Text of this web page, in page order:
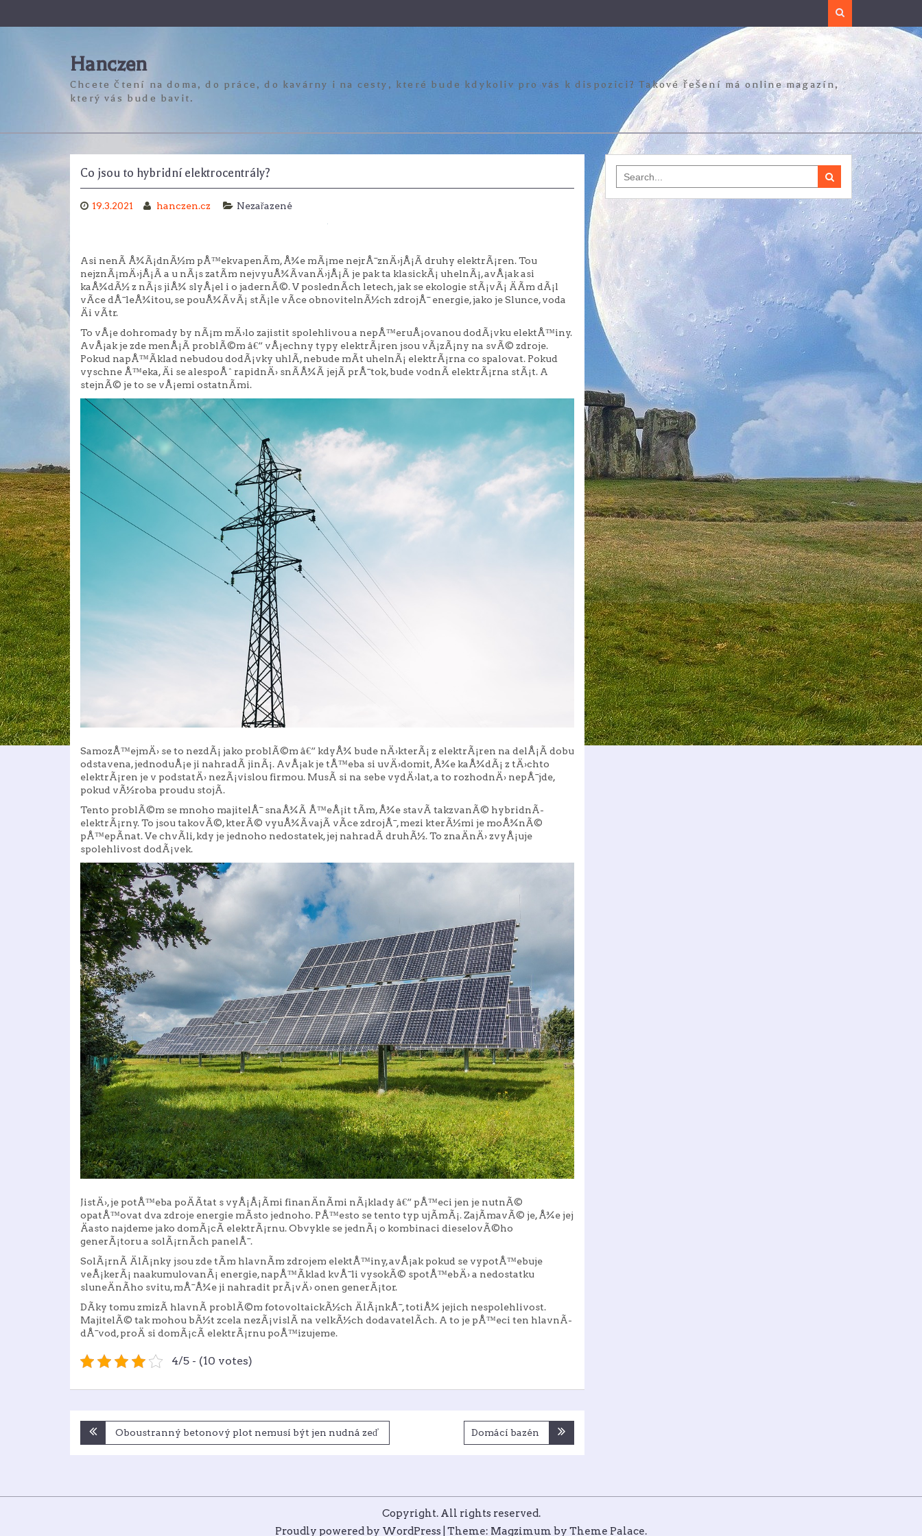
Hanczen
Chcete čtení na doma, do práce, do kavárny i na cesty, které bude kdykoliv pro vás k dispozici? Takové řešení má online magazín,
který vás bude bavit.
Co jsou to hybridní elektrocentrály?
19.3.2021 hanczen.cz Nezařazené
Asi nenÃ­ Å¾Ã¡dnÃ½m pÅ™ekvapenÃ­m, Å¾e mÃ¡me nejrÅ¯znÄ›jÅ¡Ã­ druhy elektrÃ¡ren. Tou
nejznÃ¡mÄ›jÅ¡Ã­ a u nÃ¡s zatÃ­m nejvyuÅ¾Ã­vanÄ›jÅ¡Ã­ je pak ta klasickÃ¡ uhelnÃ¡, avÅ¡ak asi
kaÅ¾dÃ½ z nÃ¡s jiÅ¾ slyÅ¡el i o jadernÃ©. V poslednÃ­ch letech, jak se ekologie stÃ¡vÃ¡ ÄÃ­m dÃ¡l
vÃ­ce dÅ¯leÅ¾itou, se pouÅ¾Ã­vÃ¡ stÃ¡le vÃ­ce obnovitelnÃ½ch zdrojÅ¯ energie, jako je Slunce, voda
Äi vÃ­tr.
To vÅ¡e dohromady by nÃ¡m mÄ›lo zajistit spolehlivou a nepÅ™eruÅ¡ovanou dodÃ¡vku elektÅ™iny.
AvÅ¡ak je zde menÅ¡Ã­ problÃ©m â€“ vÅ¡echny typy elektrÃ¡ren jsou vÃ¡zÃ¡ny na svÃ© zdroje.
Pokud napÅ™Ã­klad nebudou dodÃ¡vky uhlÃ­, nebude mÃ­t uhelnÃ¡ elektrÃ¡rna co spalovat. Pokud
vyschne Å™eka, Äi se alespoÅˆ rapidnÄ› snÃ­Å¾Ã­ jejÃ­ prÅ¯tok, bude vodnÃ­ elektrÃ¡rna stÃ¡t. A
stejnÃ© je to se vÅ¡emi ostatnÃ­mi.
SamozÅ™ejmÄ› se to nezdÃ¡ jako problÃ©m â€“ kdyÅ¾ bude nÄ›kterÃ¡ z elektrÃ¡ren na delÅ¡Ã­ dobu
odstavena, jednoduÅ¡e ji nahradÃ­ jinÃ¡. AvÅ¡ak je tÅ™eba si uvÄ›domit, Å¾e kaÅ¾dÃ¡ z tÄ›chto
elektrÃ¡ren je v podstatÄ› nezÃ¡vislou firmou. MusÃ­ si na sebe vydÄ›lat, a to rozhodnÄ› nepÅ¯jde,
pokud vÃ½roba proudu stojÃ­.
Tento problÃ©m se mnoho majitelÅ¯ snaÅ¾Ã­ Å™eÅ¡it tÃ­m, Å¾e stavÃ­ takzvanÃ© hybridnÃ­
elektrÃ¡rny. To jsou takovÃ©, kterÃ© vyuÅ¾Ã­vajÃ­ vÃ­ce zdrojÅ¯, mezi kterÃ½mi je moÅ¾nÃ©
pÅ™epÃ­nat. Ve chvÃ­li, kdy je jednoho nedostatek, jej nahradÃ­ druhÃ½. To znaÄnÄ› zvyÅ¡uje
spolehlivost dodÃ¡vek.
JistÄ›, je potÅ™eba poÄÃ­tat s vyÅ¡Å¡Ã­mi finanÄnÃ­mi nÃ¡klady â€“ pÅ™eci jen je nutnÃ©
opatÅ™ovat dva zdroje energie mÃ­sto jednoho. PÅ™esto se tento typ ujÃ­mÃ¡. ZajÃ­mavÃ© je, Å¾e jej
Äasto najdeme jako domÃ¡cÃ­ elektrÃ¡rnu. Obvykle se jednÃ¡ o kombinaci dieselovÃ©ho
generÃ¡toru a solÃ¡rnÃ­ch panelÅ¯.
SolÃ¡rnÃ­ ÄlÃ¡nky jsou zde tÃ­m hlavnÃ­m zdrojem elektÅ™iny, avÅ¡ak pokud se vypotÅ™ebuje
veÅ¡kerÃ¡ naakumulovanÃ¡ energie, napÅ™Ã­klad kvÅ¯li vysokÃ© spotÅ™ebÄ› a nedostatku
sluneÄnÃ­ho svitu, mÅ¯Å¾e ji nahradit prÃ¡vÄ› onen generÃ¡tor.
DÃ­ky tomu zmizÃ­ hlavnÃ­ problÃ©m fotovoltaickÃ½ch ÄlÃ¡nkÅ¯, totiÅ¾ jejich nespolehlivost.
MajitelÃ© tak mohou bÃ½t zcela nezÃ¡vislÃ­ na velkÃ½ch dodavatelÃ­ch. A to je pÅ™eci ten hlavnÃ­
dÅ¯vod, proÄ si domÃ¡cÃ­ elektrÃ¡rnu poÅ™izujeme.
4/5 - (10 votes)
NavigaceOboustranný betonový plot nemusí být jen nudná zeď Domácí bazén
for:
Copyright. All rights reserved.
Proudly powered by WordPress Theme: Magzimum by Theme Palace.